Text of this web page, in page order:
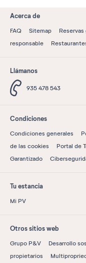
Acerca de
FAQ Sitemap Reservas
responsable
Llámanos
935 478 543
Condiciones
Condiciones generales
de las cookies
Portal de
Garantizado
Tu estancia
Mi PV
Otros sitios web
Grupo P&V Desarrollo
propietarios